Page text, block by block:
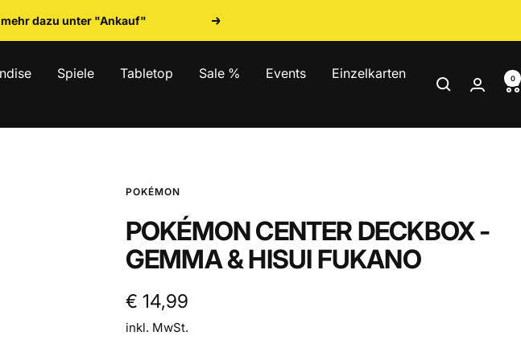
dazu unter "Ankauf" Weiter
Spiele Tabletop Sale % Events
Einzelkarten
0
POKÉMON
POKÉMON CENTER DECKBOX -
GEMMA & HISUI FUKANO
Angebotspreis
€ 14,99
inkl. MwSt.